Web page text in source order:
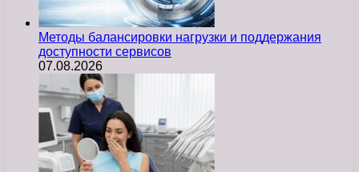
Методы балансировки нагрузки и поддержания
доступности сервисов
07.08.2026